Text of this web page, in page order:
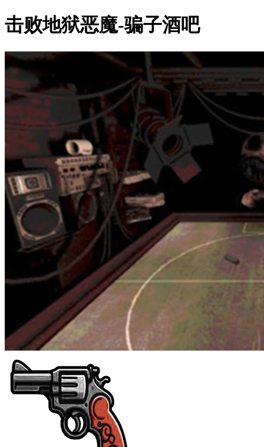
击败地狱恶魔-骗子酒吧